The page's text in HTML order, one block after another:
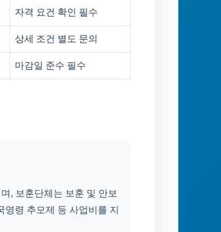
자격 요건 확인 필수
상세 조건 별도 문의
마감일 준수 필수
, 보훈단체는 보훈 및 안보
령 추모제 등 사업비를 지